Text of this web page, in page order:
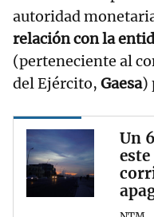
autoridad
relación con la
(perteneciente al
del Ejército, Gaesa)
Un